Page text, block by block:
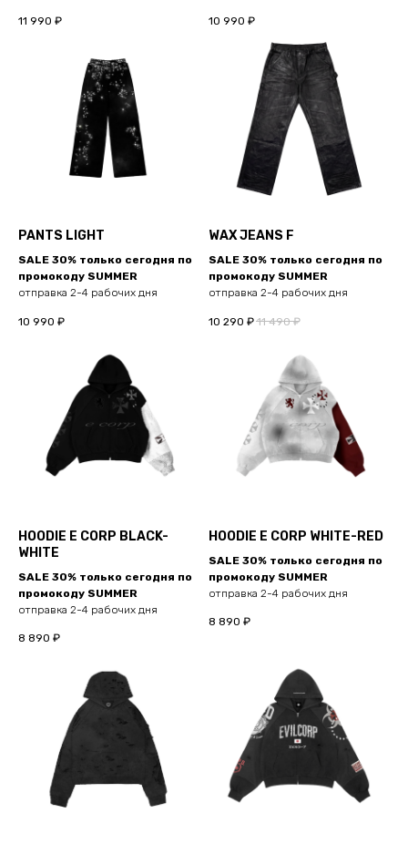
11 990 ₽ 10 990 ₽
PANTS LIGHT
SALE 30% только сегодня по
промокоду SUMMER
отправка 2-4 рабочих дня
10 990 ₽
WAX JEANS F
SALE 30% только сегодня по
промокоду SUMMER
отправка 2-4 рабочих дня
10 290 ₽ 11 490 ₽
HOODIE E CORP BLACK-
WHITE
SALE 30% только сегодня по
промокоду SUMMER
отправка 2-4 рабочих дня
8 890 ₽
HOODIE E CORP WHITE-RED
SALE 30% только сегодня по
промокоду SUMMER
отправка 2-4 рабочих дня
8 890 ₽